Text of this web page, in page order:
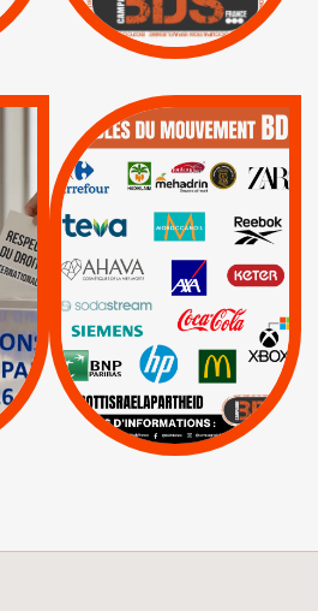
Lettres d'interpellation
QUE BOYCOTTER ?
BOYCOTT /
AXA BNP | CAF |
Carrefour | HP |
Keter |
Livres et brochures |
Mehadrin | PUMA
Sodastream |
Visuels, tracts,
affiches,...